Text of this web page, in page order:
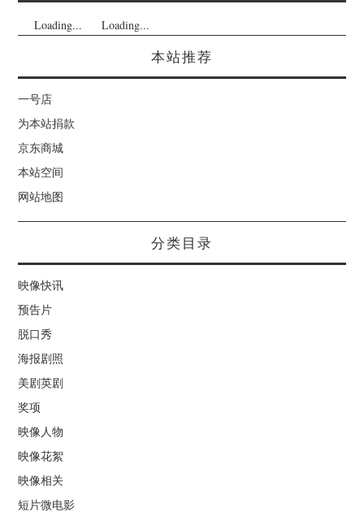
Loading... Loading...
本站推荐
一号店
为本站捐款
京东商城
本站空间
网站地图
分类目录
映像快讯
预告片
脱口秀
海报剧照
美剧英剧
奖项
映像人物
映像花絮
映像相关
短片微电影